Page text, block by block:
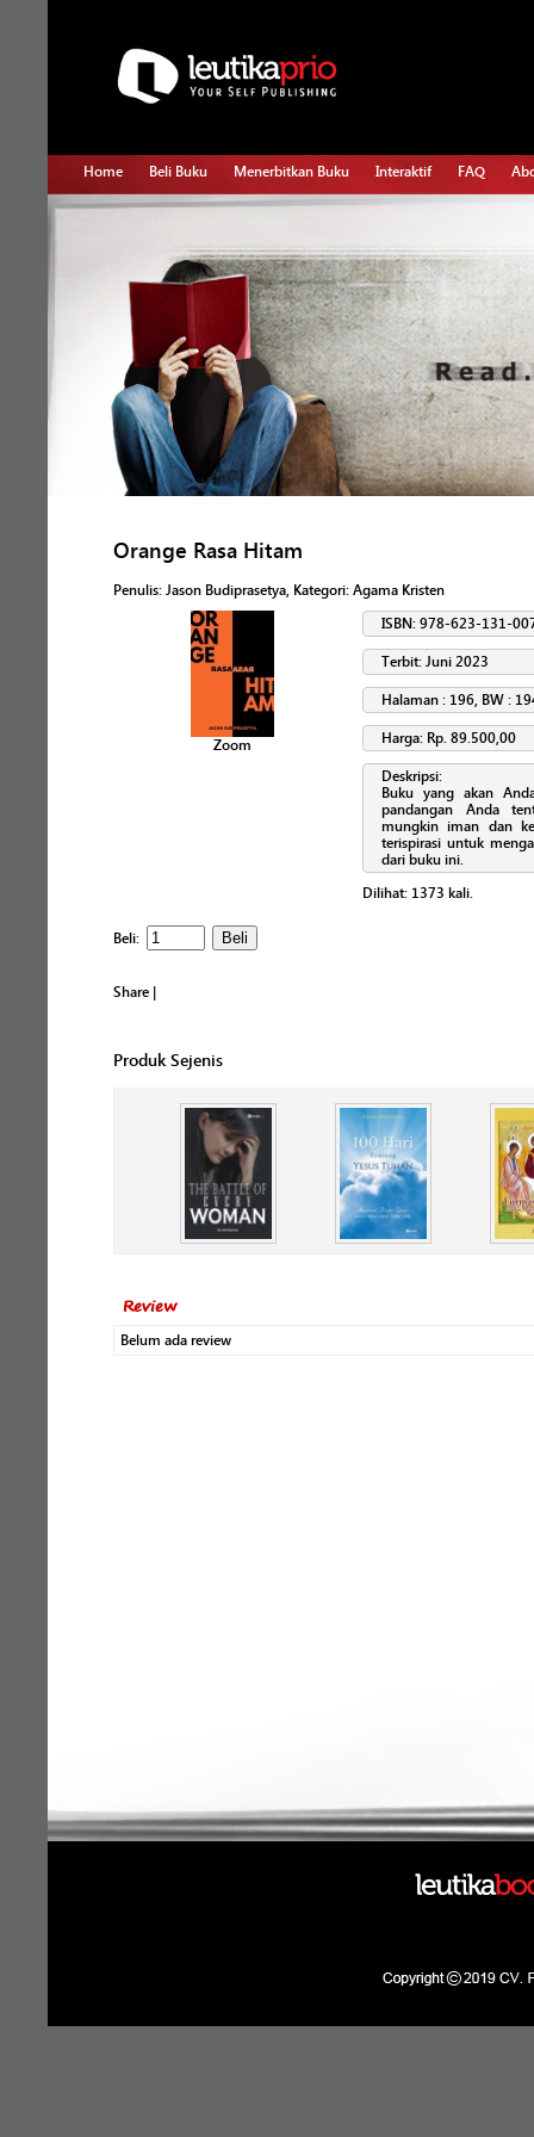
Home Beli Buku Menerbitkan Buku Interaktif FAQ
Orange Rasa Hitam
Penulis: Jason Budiprasetya, Kategori: Agama Kristen
Zoom
ISBN: 978-623-131-
Terbit: Juni 2023
Halaman : 196, BW :
Harga: Rp. 89.500,00
Deskripsi:
Buku yang akan
pandangan Anda
mungkin iman dan
terispirasi untuk
dari buku ini.
Dilihat: 1373 kali.
Beli:
Share |
Produk Sejenis
Review
Belum ada review